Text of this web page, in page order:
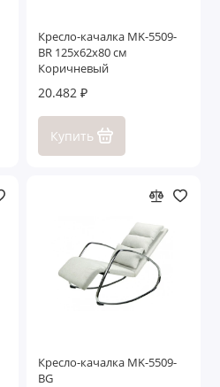
Кресло-качалка MK-5509-
BR 125х62х80 см
Коричневый
20.482 ₽
Купить
Кресло-качалка MK-5509-
BG